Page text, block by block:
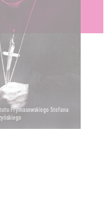
Prymasowskiego Stefana